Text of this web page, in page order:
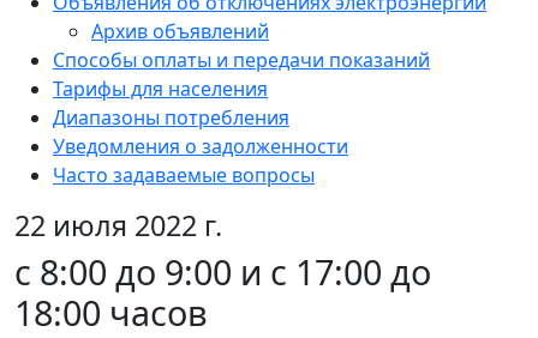
Архив объявлений
Способы оплаты и передачи показаний
Тарифы для населения
Диапазоны потребления
Уведомления о задолженности
Часто задаваемые вопросы
22 июля 2022 г.
с 8:00 до 9:00 и с 17:00 до
18:00 часов